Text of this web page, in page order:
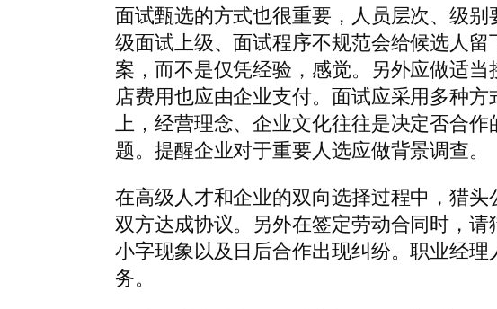
面试甄选的方式也很重要，人员层次、级
级面试上级、面试程序不规范会给候选人
案，而不是仅凭经验，感觉。另外应做适
店费用也应由企业支付。面试应采用多种
上，经营理念、企业文化往往是决定否合
题。提醒企业对于重要人选应做背景调查。
在高级人才和企业的双向选择过程中，猎
双方达成协议。另外在签定劳动合同时，
小字现象以及日后合作出现纠纷。职业经
务。